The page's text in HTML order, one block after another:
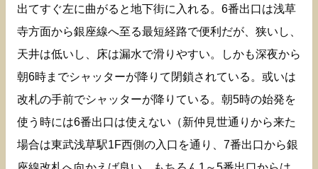
出てすぐ左に曲がると地下街に入れる。6番出口は浅草
寺方面から銀座線へ至る最短経路で便利だが、狭いし、
天井は低いし、床は漏水で滑りやすい。しかも深夜から
朝6時までシャッターが降りて閉鎖されている。或いは
改札の手前でシャッターが降りている。朝5時の始発を
使う時には6番出口は使えない（新仲見世通りから来た
場合は東武浅草駅1F西側の入口を通り、7番出口から銀